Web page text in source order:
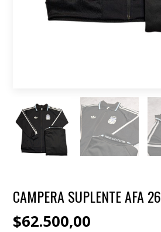
CAMPERA SUPLENTE AFA 26
$62.500,00